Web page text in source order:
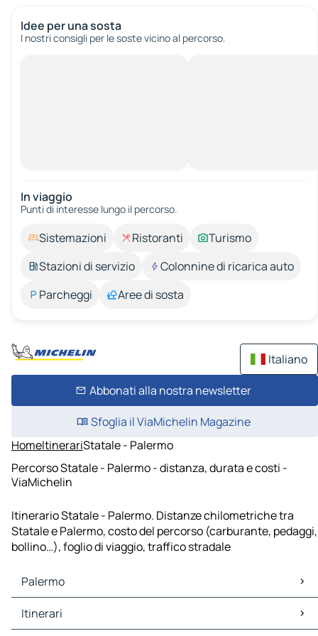
Idee per una sosta
I nostri consigli per le soste vicino al percorso.
In viaggio
Punti di interesse lungo il percorso.
Sistemazioni Ristoranti
Turismo
Stazioni di servizio
Colonnine di ricarica auto
Parcheggi
Aree di sosta
Italiano
Abbonati alla nostra newsletter
Sfoglia il ViaMichelin Magazine
HomeItinerariStatale - Palermo
Percorso Statale - Palermo - distanza, durata e costi -
ViaMichelin
Itinerario Statale - Palermo. Distanze chilometriche tra
Statale e Palermo, costo del percorso (carburante, pedaggi,
bollino…), foglio di viaggio, traffico stradale
Palermo
Palermo Mappe Piantine
Palermo Traffico
Itinerari